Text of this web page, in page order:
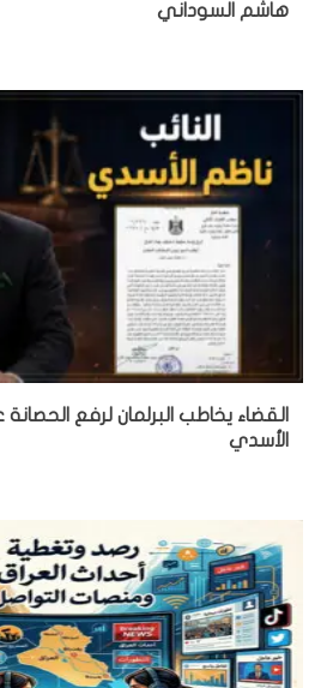
هاشم السوداني
القضاء يخاطب البرلمان لرفع الحصانة
الأسدي